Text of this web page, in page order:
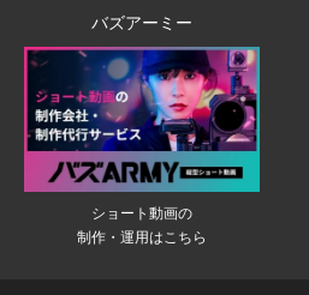
バズアーミー
ショート動画の
制作・運用はこちら